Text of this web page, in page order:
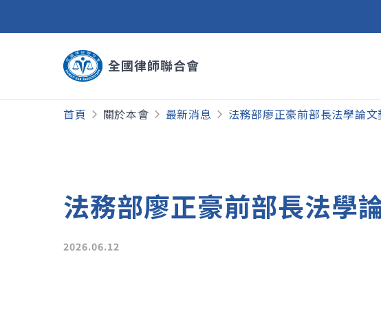
首頁 關於本會 最新消息 法務部廖正豪前部長法學論
法務部廖正豪前部長法學
2026.06.12